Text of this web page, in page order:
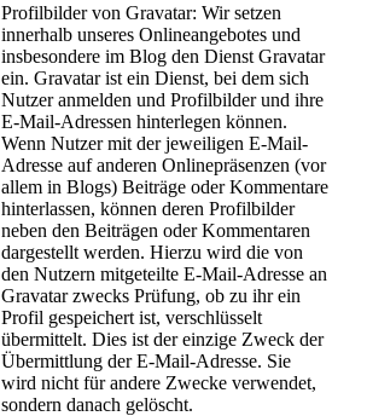
Profilbilder von Gravatar: Wir setzen
innerhalb unseres Onlineangebotes und
insbesondere im Blog den Dienst Gravatar
ein. Gravatar ist ein Dienst, bei dem sich
Nutzer anmelden und Profilbilder und ihre
E-Mail-Adressen hinterlegen können.
Wenn Nutzer mit der jeweiligen E-Mail-
Adresse auf anderen Onlinepräsenzen (vor
allem in Blogs) Beiträge oder Kommentare
hinterlassen, können deren Profilbilder
neben den Beiträgen oder Kommentaren
dargestellt werden. Hierzu wird die von
den Nutzern mitgeteilte E-Mail-Adresse an
Gravatar zwecks Prüfung, ob zu ihr ein
Profil gespeichert ist, verschlüsselt
übermittelt. Dies ist der einzige Zweck der
Übermittlung der E-Mail-Adresse. Sie
wird nicht für andere Zwecke verwendet,
sondern danach gelöscht.